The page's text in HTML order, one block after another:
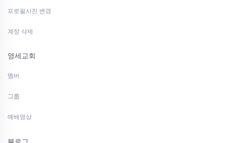
프로필사진 변경
계정 삭제
영세교회
멤버
그룹
예배영상
블로그